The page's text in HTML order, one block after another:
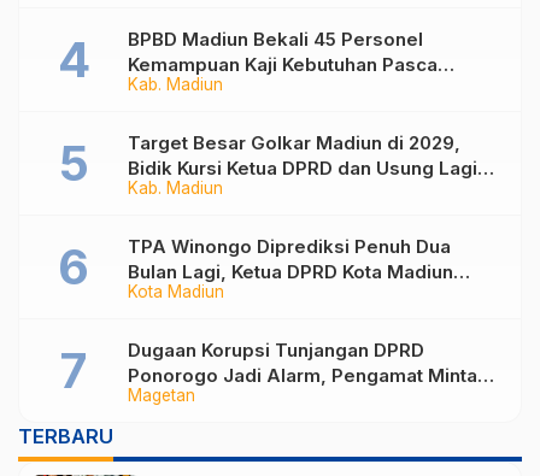
Kab. Madiun
BPBD Madiun Bekali 45 Personel
Kemampuan Kaji Kebutuhan Pasca
Bencana
Kab. Madiun
Target Besar Golkar Madiun di 2029,
Bidik Kursi Ketua DPRD dan Usung Lagi
Hari Wuryanto
Kota Madiun
TPA Winongo Diprediksi Penuh Dua
Bulan Lagi, Ketua DPRD Kota Madiun
Desak Pemkot Percepat Penanganan
Magetan
Dugaan Korupsi Tunjangan DPRD
Ponorogo Jadi Alarm, Pengamat Minta
Magetan Perkuat Tata Kelola
TERBARU